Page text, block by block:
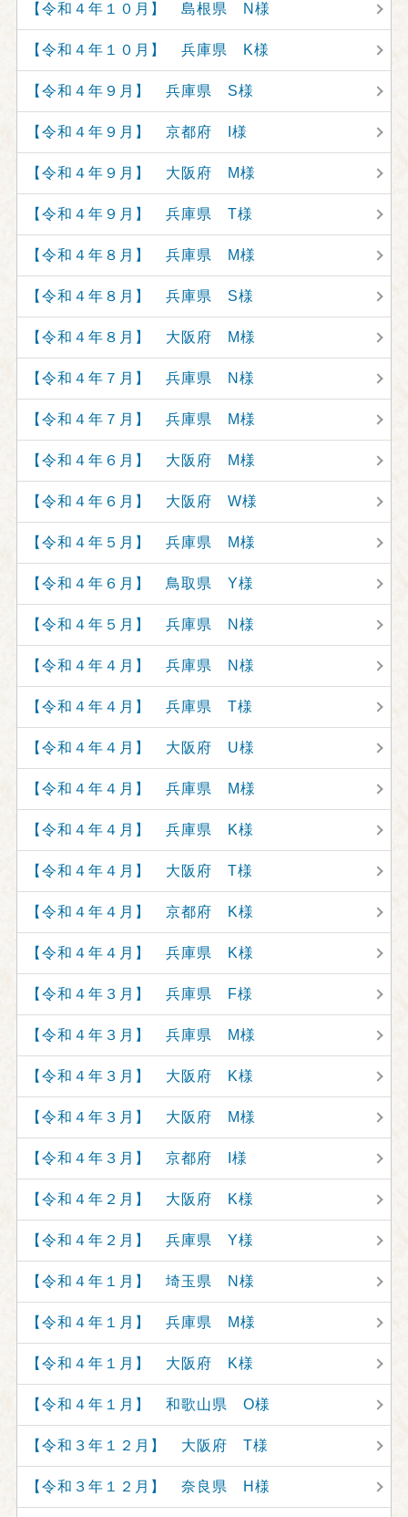
【令和４年１０月】 島根県 N様
【令和４年１０月】 兵庫県 K様
【令和４年９月】 兵庫県 S様
【令和４年９月】 京都府 I様
【令和４年９月】 大阪府 M様
【令和４年９月】 兵庫県 T様
【令和４年８月】 兵庫県 M様
【令和４年８月】 兵庫県 S様
【令和４年８月】 大阪府 M様
【令和４年７月】 兵庫県 N様
【令和４年７月】 兵庫県 M様
【令和４年６月】 大阪府 M様
【令和４年６月】 大阪府 W様
【令和４年５月】 兵庫県 M様
【令和４年６月】 鳥取県 Y様
【令和４年５月】 兵庫県 N様
【令和４年４月】 兵庫県 N様
【令和４年４月】 兵庫県 T様
【令和４年４月】 大阪府 U様
【令和４年４月】 兵庫県 M様
【令和４年４月】 兵庫県 K様
【令和４年４月】 大阪府 T様
【令和４年４月】 京都府 K様
【令和４年４月】 兵庫県 K様
【令和４年３月】 兵庫県 F様
【令和４年３月】 兵庫県 M様
【令和４年３月】 大阪府 K様
【令和４年３月】 大阪府 M様
【令和４年３月】 京都府 I様
【令和４年２月】 大阪府 K様
【令和４年２月】 兵庫県 Y様
【令和４年１月】 埼玉県 N様
【令和４年１月】 兵庫県 M様
【令和４年１月】 大阪府 K様
【令和４年１月】 和歌山県 O様
【令和３年１２月】 大阪府 T様
【令和３年１２月】 奈良県 H様